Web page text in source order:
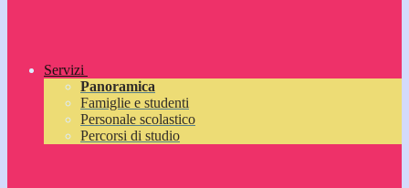
Servizi
Panoramica
Famiglie e studenti
Personale scolastico
Percorsi di studio